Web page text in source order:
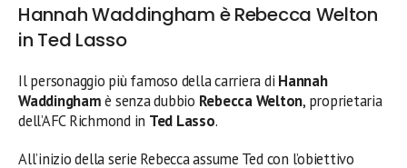
Hannah Waddingham è Rebecca Welton
in Ted Lasso
Il personaggio più famoso della carriera di Hannah
Waddinghamè senza dubbio Rebecca Welton, proprietaria
dell’AFC Richmond in Ted Lasso.
All’inizio della serie Rebecca assume Ted con l’obiettivo